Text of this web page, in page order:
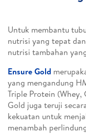
Untuk membantu
nutrisi yang tepat
nutrisi tambahan
Ensure Gold
yang mengandung
Triple Protein (Whey,
Gold juga teruji
kekuatan untuk
menambah